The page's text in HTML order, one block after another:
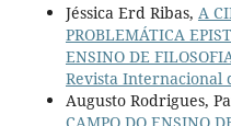
Jéssica Erd Ribas, A
PROBLEMÁTICA
ENSINO DE
Revista Internacional
Augusto Rodrigues,
CAMPO DO ENSINO